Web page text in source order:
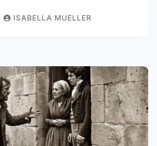
ISABELLA MUELLER